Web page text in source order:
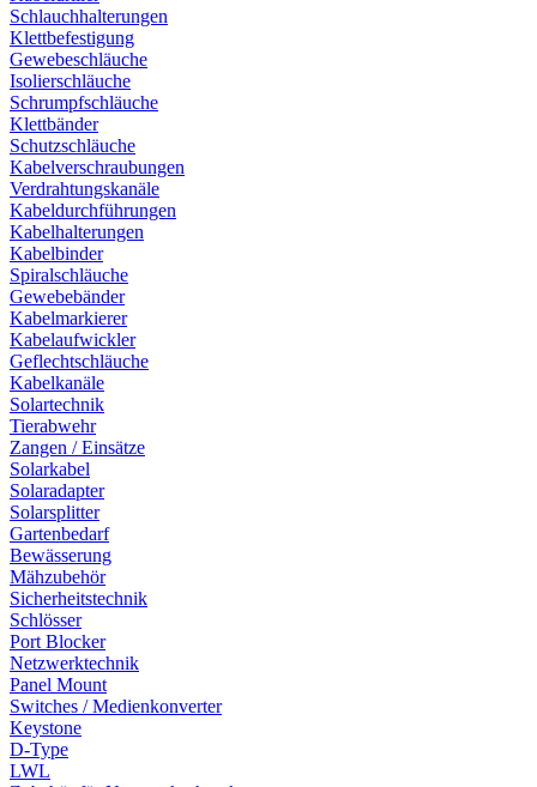
Schlauchhalterungen
Klettbefestigung
Gewebeschläuche
Isolierschläuche
Schrumpfschläuche
Klettbänder
Schutzschläuche
Kabelverschraubungen
Verdrahtungskanäle
Kabeldurchführungen
Kabelhalterungen
Kabelbinder
Spiralschläuche
Gewebebänder
Kabelmarkierer
Kabelaufwickler
Geflechtschläuche
Kabelkanäle
Solartechnik
Tierabwehr
Zangen / Einsätze
Solarkabel
Solaradapter
Solarsplitter
Gartenbedarf
Bewässerung
Mähzubehör
Sicherheitstechnik
Schlösser
Port Blocker
Netzwerktechnik
Panel Mount
Switches / Medienkonverter
Keystone
D-Type
LWL